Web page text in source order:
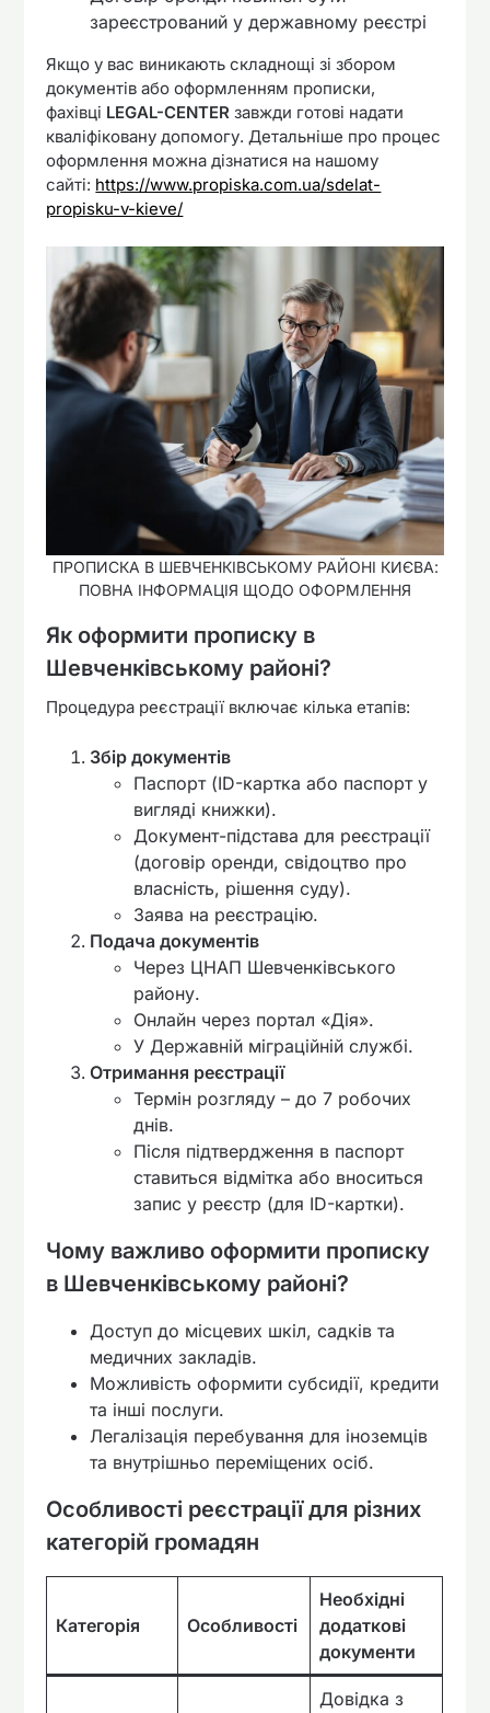
зареєстрований у державному реєстрі
Якщо у вас виникають складнощі зі збором
документів або оформленням прописки,
фахівці LEGAL-CENTER завжди готові надати
кваліфіковану допомогу. Детальніше про процес
оформлення можна дізнатися на нашому
сайті: https://www.propiska.com.ua/sdelat-
propisku-v-kieve/
ПРОПИСКА В ШЕВЧЕНКІВСЬКОМУ РАЙОНІ КИЄВА:
ПОВНА ІНФОРМАЦІЯ ЩОДО ОФОРМЛЕННЯ
Як оформити прописку в
Шевченківському районі?
Процедура реєстрації включає кілька етапів:
Збір документів
Паспорт (ID-картка або паспорт у
вигляді книжки).
Документ-підстава для реєстрації
(договір оренди, свідоцтво про
власність, рішення суду).
Заява на реєстрацію.
Подача документів
Через ЦНАП Шевченківського
району.
Онлайн через портал «Дія».
У Державній міграційній службі.
Отримання реєстрації
Термін розгляду – до 7 робочих
днів.
Після підтвердження в паспорт
ставиться відмітка або вноситься
запис у реєстр (для ID-картки).
Чому важливо оформити прописку
в Шевченківському районі?
Доступ до місцевих шкіл, садків та
медичних закладів.
Можливість оформити субсидії, кредити
та інші послуги.
Легалізація перебування для іноземців
та внутрішньо переміщених осіб.
Особливості реєстрації для різних
категорій громадян
Категорія Особливості
Необхідні
додаткові
документи
Довідка з